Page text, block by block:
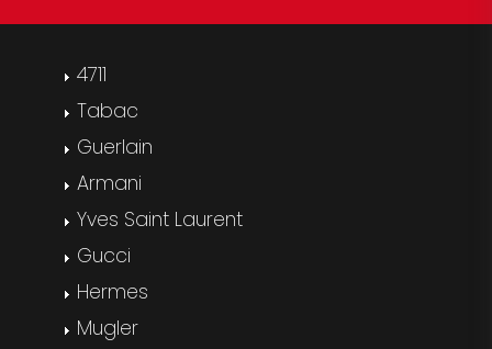
4711
Tabac
Guerlain
Armani
Yves Saint Laurent
Gucci
Hermes
Mugler